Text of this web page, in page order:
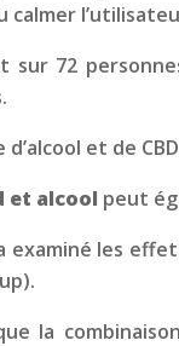
calmer
sur 72
d’alcool et de
et alcool peut
les
la combinaison